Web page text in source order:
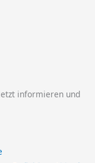
informieren und